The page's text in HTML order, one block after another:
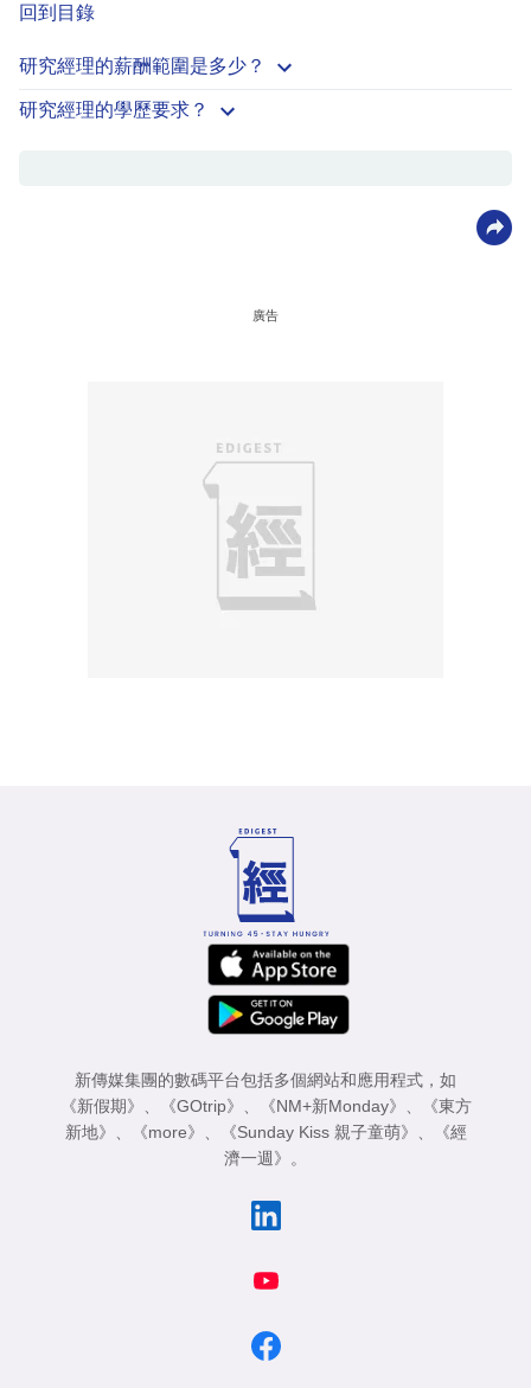
回到目錄
研究經理的薪酬範圍是多少？
研究經理的學歷要求？
廣告
新傳媒集團的數碼平台包括多個網站和應用程式，如
《新假期》
《GOtrip》 《NM+新Monday》
《東方
新地》
《more》 《Sunday Kiss 親子童萌》
《經
濟一週》
。